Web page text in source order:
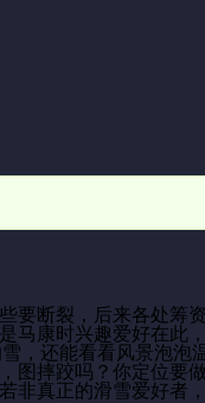
断裂，后来各处筹资
康时兴趣爱好在此
，还能看看风景泡泡
摔跤吗？你定位要
真正的滑雪爱好者